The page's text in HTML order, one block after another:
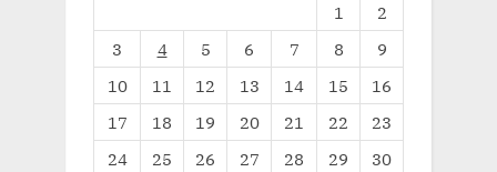
1
2
3
4 5 6 7 8
9
10
11 12 13 14 15
16
17
18 19 20 21 22
23
24
25 26 27 28 29
30